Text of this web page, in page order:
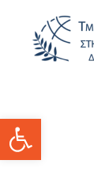
Ανοίξτε τη γραμμή